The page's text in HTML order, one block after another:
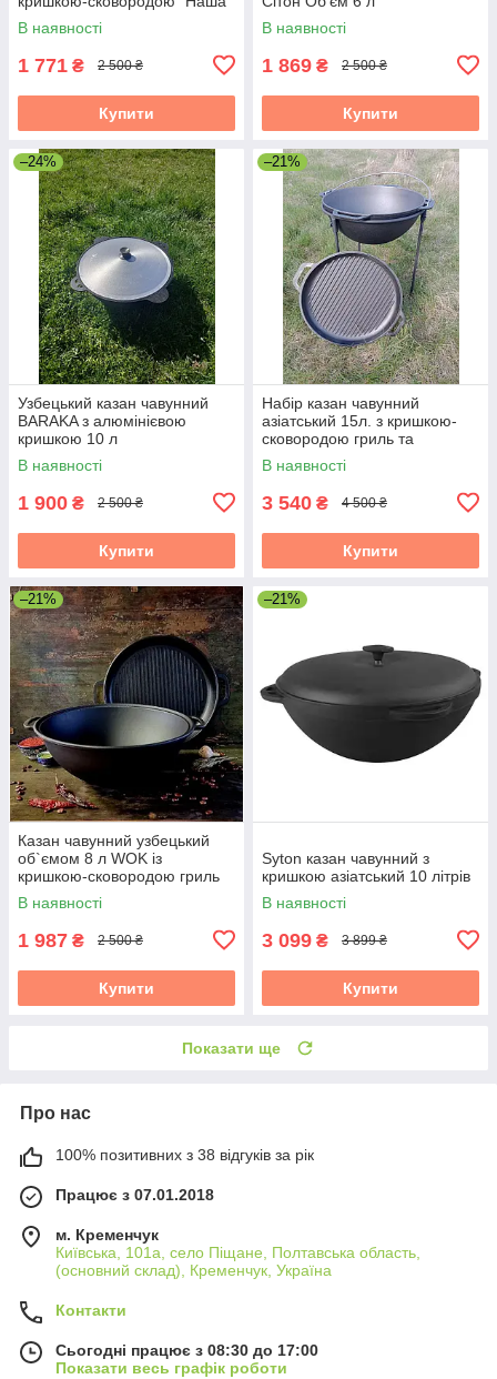
Майстерня"
В наявності
1 771 ₴ 2 500 ₴
Купити
В наявності
1 869 ₴ 2 500 ₴
Купити
–24%
Узбецький казан чавунний
BARAKA з алюмінієвою
кришкою 10 л
В наявності
1 900 ₴ 2 500 ₴
Купити
–21%
Набір казан чавунний
азіатський 15л. з кришкою-
сковородою гриль та
підставкою Brizoll
В наявності
3 540 ₴ 4 500 ₴
Купити
–21%
Казан чавунний узбецький
об`ємом 8 л WOK із
кришкою-сковородою гриль
"Наша Майстерня"
В наявності
1 987 ₴ 2 500 ₴
Купити
–21%
Syton казан чавунний з
кришкою азіатський 10 літрів
В наявності
3 099 ₴ 3 899 ₴
Купити
Показати ще
Про нас
100% позитивних з 38 відгуків за рік
Працює з 07.01.2018
м. Кременчук
Київська, 101а, село Піщане, Полтавська область,
(основний склад), Кременчук, Україна
Контакти
Сьогодні працює з 08:30 до 17:00
Показати весь графік роботи